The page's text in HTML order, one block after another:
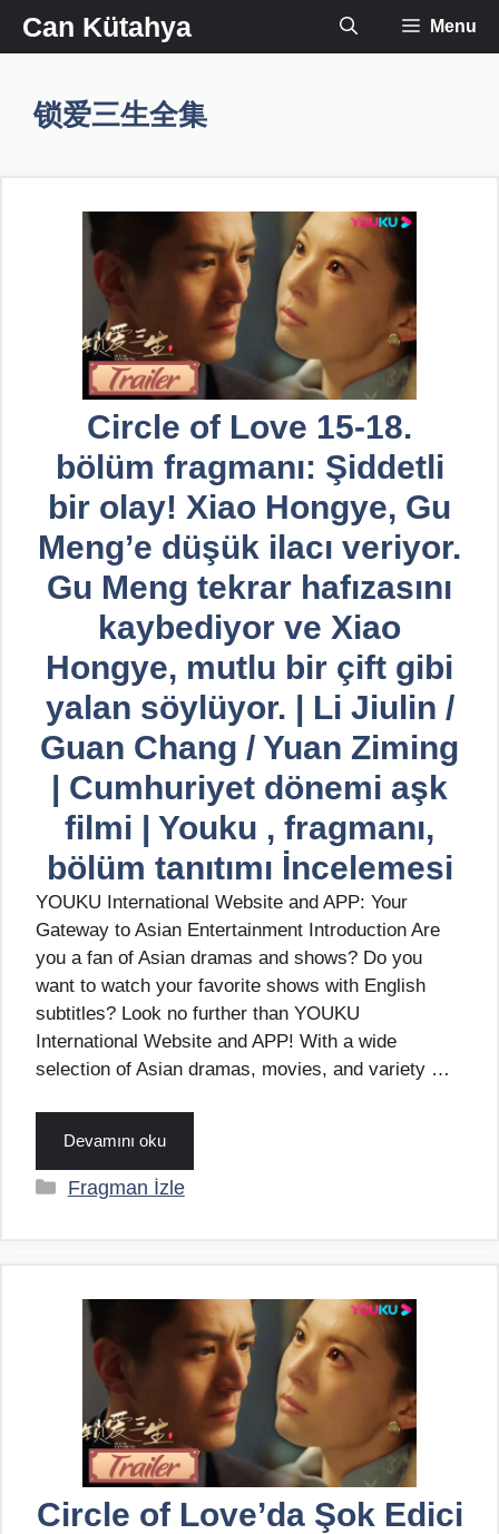
İçeriğe
atlaCan Kütahya Menu
锁爱三生全集
Circle of Love 15-18.
bölüm fragmanı: Şiddetli
bir olay! Xiao Hongye, Gu
Meng’e düşük ilacı veriyor.
Gu Meng tekrar hafızasını
kaybediyor ve Xiao
Hongye, mutlu bir çift gibi
yalan söylüyor. | Li Jiulin /
Guan Chang / Yuan Ziming
| Cumhuriyet dönemi aşk
filmi | Youku , fragmanı,
bölüm tanıtımı İncelemesi
YOUKU International Website and APP: Your
Gateway to Asian Entertainment Introduction Are
you a fan of Asian dramas and shows? Do you
want to watch your favorite shows with English
subtitles? Look no further than YOUKU
International Website and APP! With a wide
selection of Asian dramas, movies, and variety …
Devamını oku
Kategoriler
Fragman İzle
Circle of Love’da Şok Edici